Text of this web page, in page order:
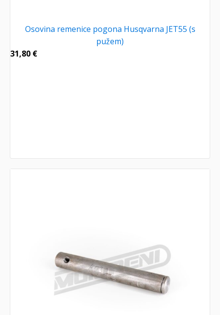
Osovina remenice pogona Husqvarna JET55 (s
pužem)
31,80 €